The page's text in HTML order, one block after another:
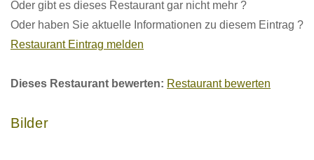
Oder gibt es dieses Restaurant gar nicht mehr ?
Oder haben Sie aktuelle Informationen zu diesem Eintrag ?
Restaurant Eintrag melden
Dieses Restaurant bewerten: Restaurant bewerten
Bilder